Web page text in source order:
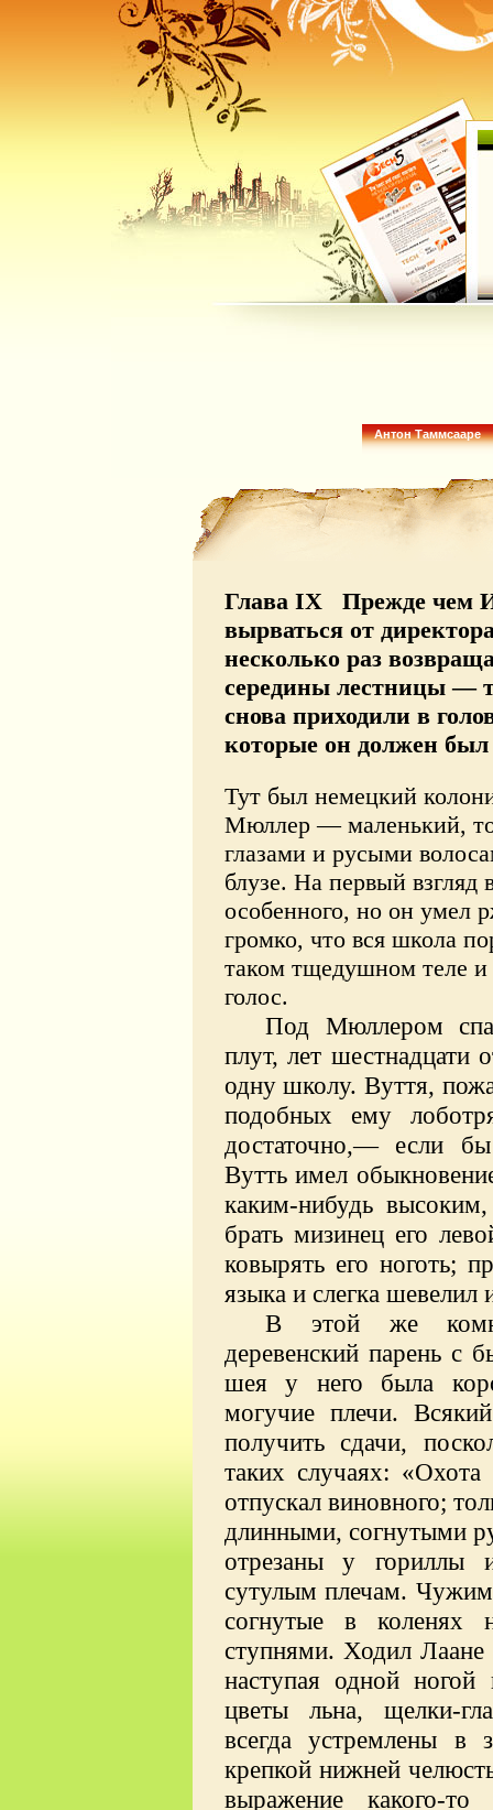
Антон Таммсааре
Глава IX Прежде чем
вырваться от
несколько раз
середины лестницы —
снова приходили в
которые он должен
Тут был немецкий
Мюллер — маленький,
глазами и русыми
блузе. На первый взгляд
особенного, но он умел
громко, что вся школа
таком тщедушном теле
голос.
Под Мюллером
плут, лет шестнадцати
одну школу. Вуття,
подобных ему
достаточно,— если
Вутть имел
каким-нибудь
брать мизинец его
ковырять его ноготь;
языка и слегка шевелил
В этой же
деревенский парень с
шея у него была
могучие плечи.
получить сдачи,
таких случаях:
отпускал виновного;
длинными, согнутыми
отрезаны у
сутулым плечам.
согнутые в коленях
ступнями. Ходил
наступая одной
цветы льна, щелки-
всегда устремлены в
крепкой нижней
выражение какого-то